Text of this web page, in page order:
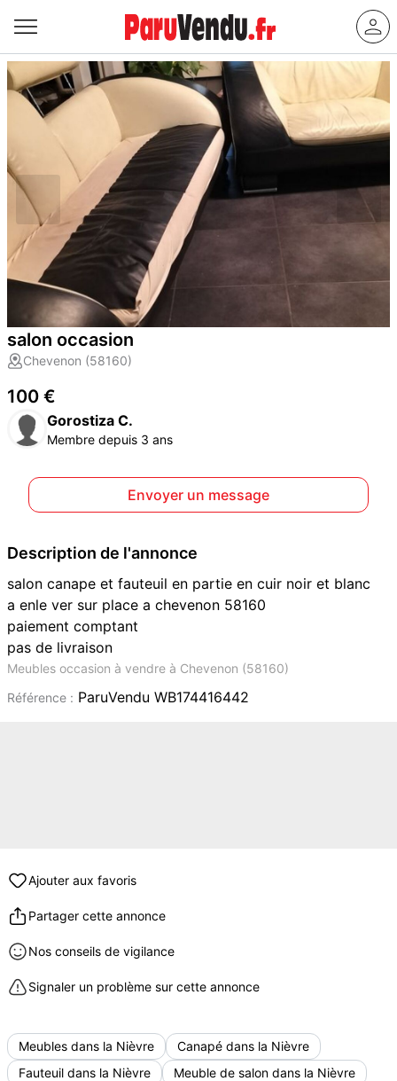
salon occasion
Chevenon (58160)
100 €
Gorostiza C.
Membre depuis 3 ans
Envoyer un message
Description de l'annonce
salon canape et fauteuil en partie en cuir noir et blanc
a enle ver sur place a chevenon 58160
paiement comptant
pas de livraison
Meubles occasion à vendre à Chevenon (58160)
Référence : ParuVendu WB174416442
Ajouter aux favoris
Partager cette annonce
Nos conseils de vigilance
Signaler un problème sur cette annonce
Meubles dans la Nièvre
Canapé dans la Nièvre
Fauteuil dans la Nièvre
Meuble de salon dans la Nièvre